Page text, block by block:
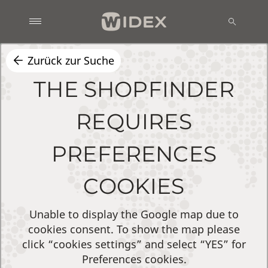
Zurück zur Suche
THE SHOPFINDER
REQUIRES
PREFERENCES
COOKIES
Unable to display the Google map due to
cookies consent. To show the map please
click “cookies settings” and select “YES” for
Preferences cookies.